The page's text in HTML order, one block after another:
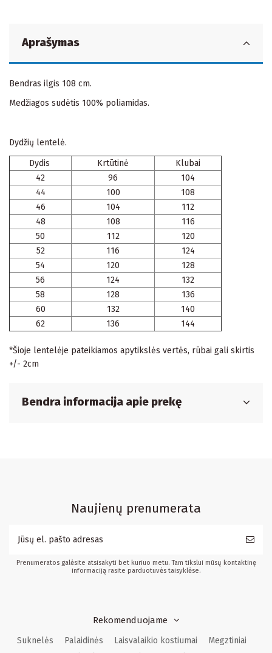
Aprašymas
Bendras ilgis 108 cm.
Medžiagos sudėtis 100% poliamidas.
Dydžių lentelė.
Dydis Krtūtinė
Klubai
42
96
104
44
100
108
46
104
112
48
108
116
50
112
120
52
116
124
54
120
128
56
124
132
58
128
136
60
132
140
62
136 144
*Šioje lentelėje pateikiamos apytikslės vertės, rūbai gali skirtis
+/- 2cm
Bendra informacija apie prekę
Naujienų prenumerata
Prenumeratos galėsite atsisakyti bet kuriuo metu. Tam tikslui mūsų kontaktinę
informaciją rasite parduotuvės taisyklėse.
Rekomenduojame
Suknelės Palaidinės Laisvalaikio kostiumai
Megztiniai